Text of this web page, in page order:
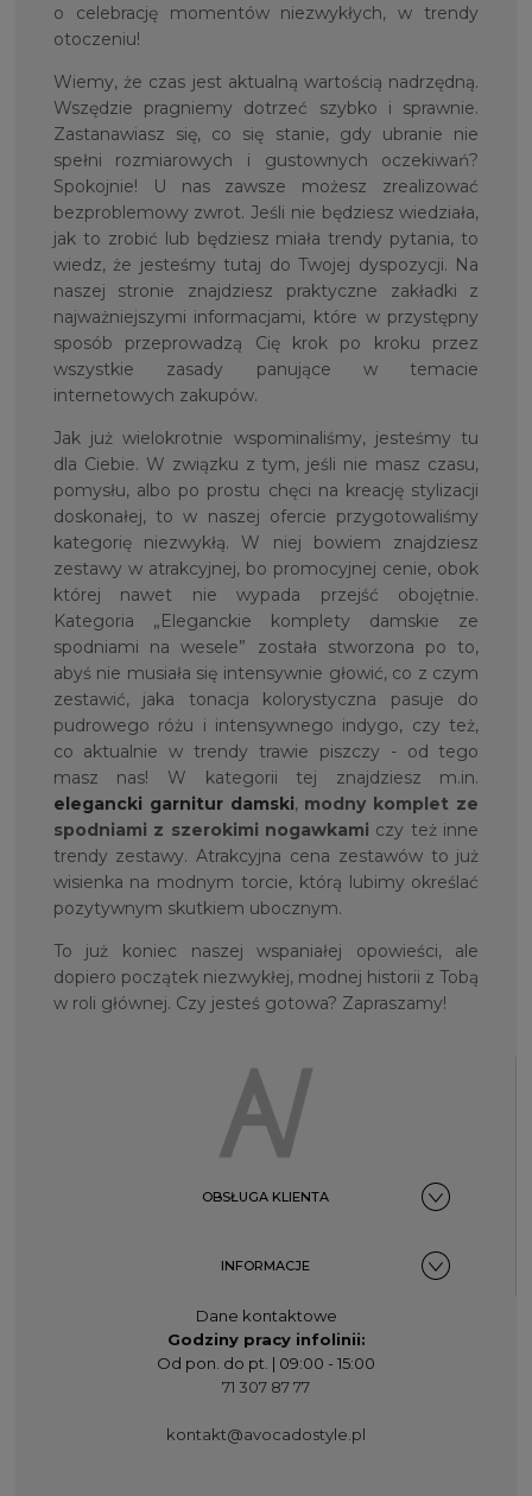
o celebrację momentów niezwykłych, w trendy
otoczeniu!
Wiemy, że czas jest aktualną wartością nadrzędną.
Wszędzie pragniemy dotrzeć szybko i sprawnie.
Zastanawiasz się, co się stanie, gdy ubranie nie
spełni rozmiarowych i gustownych oczekiwań?
Spokojnie! U nas zawsze możesz zrealizować
bezproblemowy zwrot. Jeśli nie będziesz wiedziała,
jak to zrobić lub będziesz miała trendy pytania, to
wiedz, że jesteśmy tutaj do Twojej dyspozycji. Na
naszej stronie znajdziesz praktyczne zakładki z
najważniejszymi informacjami, które w przystępny
sposób przeprowadzą Cię krok po kroku przez
wszystkie zasady panujące w temacie
internetowych zakupów.
Jak już wielokrotnie wspominaliśmy, jesteśmy tu
dla Ciebie. W związku z tym, jeśli nie masz czasu,
pomysłu, albo po prostu chęci na kreację stylizacji
doskonałej, to w naszej ofercie przygotowaliśmy
kategorię niezwykłą. W niej bowiem znajdziesz
zestawy w atrakcyjnej, bo promocyjnej cenie, obok
której nawet nie wypada przejść obojętnie.
Kategoria „Eleganckie komplety damskie ze
spodniami na wesele” została stworzona po to,
abyś nie musiała się intensywnie głowić, co z czym
zestawić, jaka tonacja kolorystyczna pasuje do
pudrowego różu i intensywnego indygo, czy też,
co aktualnie w trendy trawie piszczy - od tego
masz nas! W kategorii tej znajdziesz m.in.
elegancki garnitur damski, modny komplet ze
spodniami z szerokimi nogawkami czy też inne
trendy zestawy. Atrakcyjna cena zestawów to już
wisienka na modnym torcie, którą lubimy określać
pozytywnym skutkiem ubocznym.
To już koniec naszej wspaniałej opowieści, ale
dopiero początek niezwykłej, modnej historii z Tobą
w roli głównej. Czy jesteś gotowa? Zapraszamy!
OBSŁUGA KLIENTA
INFORMACJE
Dane kontaktowe
Godziny pracy infolinii:
Od pon. do pt. | 09:00 - 15:00
71 307 87 77
kontakt@avocadostyle.pl